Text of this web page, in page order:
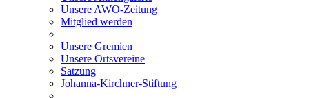
Unsere AWO-Zeitung
Mitglied werden
Unsere Gremien
Unsere Ortsvereine
Satzung
Johanna-Kirchner-Stiftung